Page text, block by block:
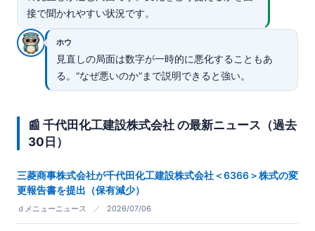
接で聞かれやすい状況です。
ホウ
見直しの局面は数字が一時的に悪化することもあ
る。“なぜ悪いのか”まで説明できると強い。
📰 千代田化工建設株式会社 の最新ニュース（過去
30日）
三菱商事株式会社が千代田化工建設株式会社＜6366＞株式の変
更報告書を提出（保有減少）
ｄメニューニュース ／ 2026/07/06